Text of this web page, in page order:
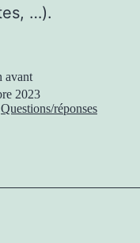
…).
avant
2023
Questions/réponses